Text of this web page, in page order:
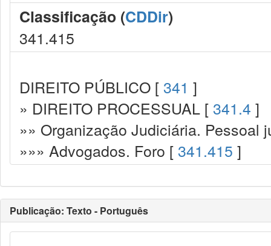
Classificação (CDDir)
341.415
DIREITO PÚBLICO [ 341 ]
» DIREITO PROCESSUAL [ 341.4 ]
»» Organização Judiciária. Pessoal
»»» Advogados. Foro [ 341.415 ]
Publicação: Texto - Português